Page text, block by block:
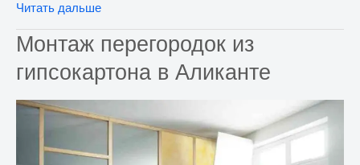
Монтаж
потолка
из
гипсокартона
Аликанте
Читать дальше
Монтаж перегородок из
гипсокартона в Аликанте